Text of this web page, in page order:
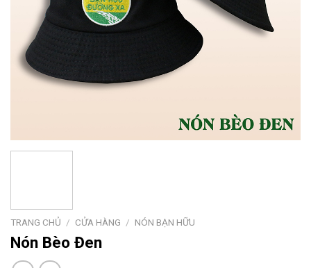
TRANG CHỦ / CỬA HÀNG / NÓN BẠN HỮU
Nón Bèo Đen